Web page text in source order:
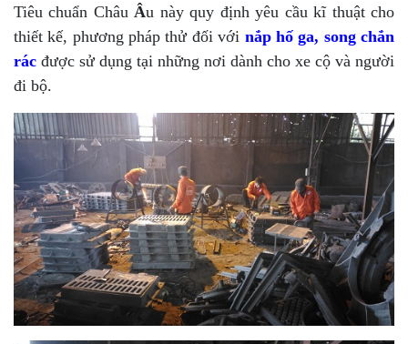
Tiêu chuẩn Châu Âu này quy định yêu cầu kĩ thuật cho
thiết kế, phương pháp thử đối với nắp hố ga, song chắn
rác được sử dụng tại những nơi dành cho xe cộ và người
đi bộ.